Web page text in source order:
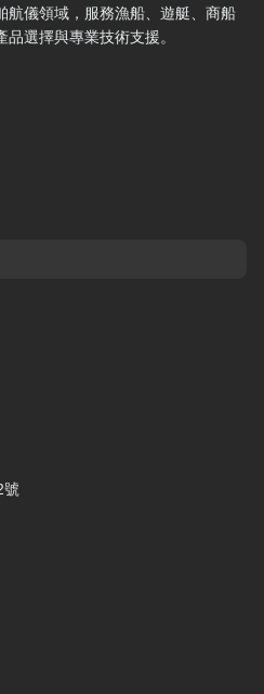
航儀領域，服務漁船、遊艇、商船
選擇與專業技術支援。
號